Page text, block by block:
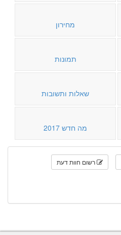
מחירון
תמונות
שאלות ותשובות
מה חדש 2017
רשום חוות דעת